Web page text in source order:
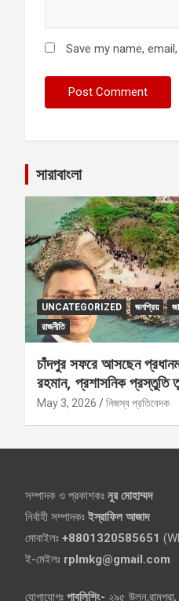
Save my name,
সারাবাংলা
UNCATEGORIZED জনপ্রিয়
রাজনীতি
চাঁদপুর সফরে আসছেন
রহমান, প্রশাসনিক প্রস্তুতি
May 3, 2026 নিজস্ব প্রতিবেদক
সম্পাদক ও প্রকাশকঃ নুর মোহাম্মদ
নির্বাহী সম্পাদকঃ ইস্রাফিল আজাদ
মোবাইলঃ +8801320585651
ই-মেইলঃ rplmkg@gmail.com
যোগাযোগঃ পাবলিশিং- ২৯৫ উলন,রামপুরা,